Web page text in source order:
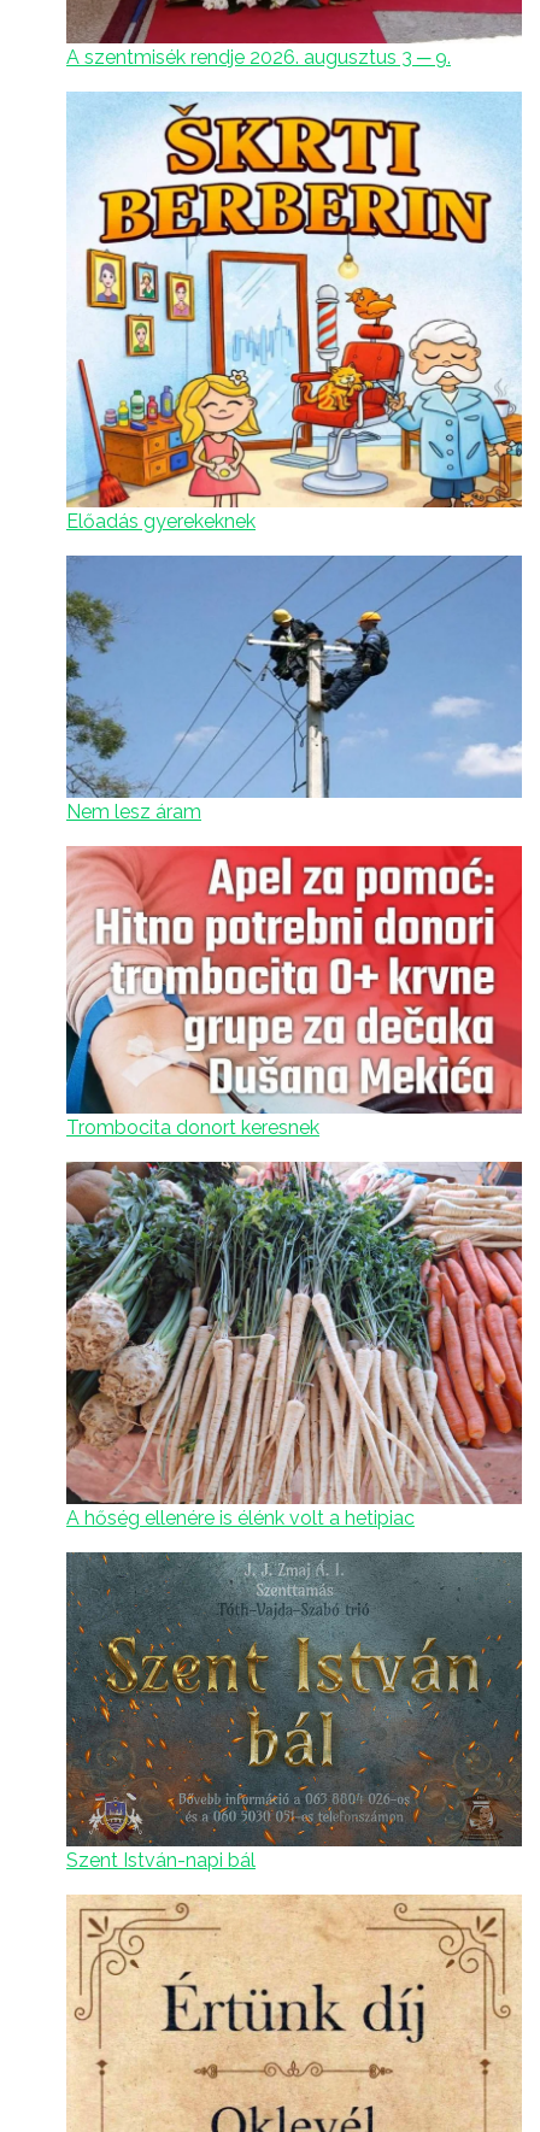
A szentmisék rendje 2026. augusztus 3 ─ 9.
Előadás gyerekeknek
Nem lesz áram
Trombocita donort keresnek
A hőség ellenére is élénk volt a hetipiac
Szent István-napi bál